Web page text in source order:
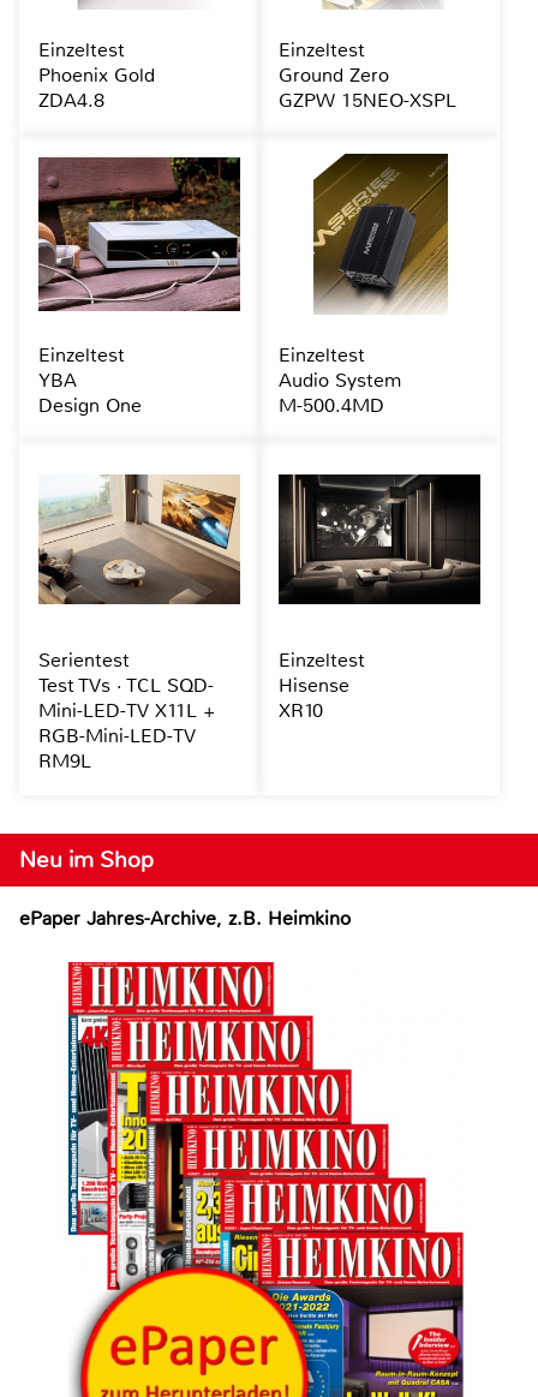
Neu im Shop
ePaper Jahres-Archive, z.B. Heimkino
Einzeltest
Phoenix Gold
ZDA4.8
Einzeltest
Ground Zero
GZPW 15NEO-XSPL
Einzeltest
YBA
Design One
Einzeltest
Audio System
M-500.4MD
Serientest
Test TVs · TCL SQD-
Mini-LED-TV X11L +
RGB-Mini-LED-TV
RM9L
Einzeltest
Hisense
XR10